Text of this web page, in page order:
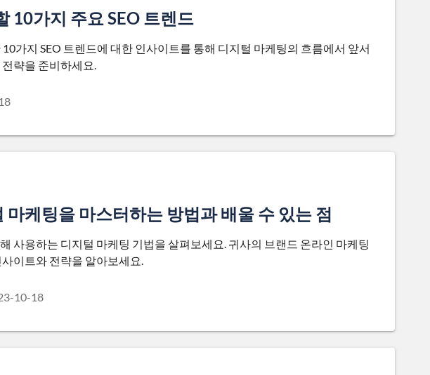
10가지 주요 SEO 트렌드
가지 SEO 트렌드에 대한 인사이트를 통해 디지털 마케팅의 흐름에서 앞서
략을 준비하세요.
마케팅을 마스터하는 방법과 배울 수 있는 점
사용하는 디지털 마케팅 기법을 살펴보세요. 귀사의 브랜드 온라인 마케팅
이트와 전략을 알아보세요.
10-18